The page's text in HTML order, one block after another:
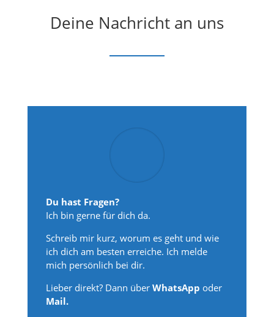
Deine Nachricht an uns
Du hast Fragen?
Ich bin gerne für dich da.
Schreib mir kurz, worum es geht und wie
ich dich am besten erreiche. Ich melde
mich persönlich bei dir.
Lieber direkt? Dann überWhatsApp oder
Mail.